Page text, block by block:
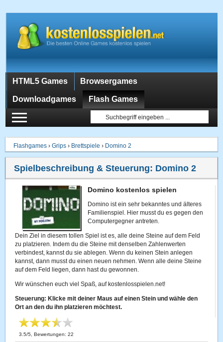
HTML5 Games Browsergames
Downloadgames Flash Games
Flashgames ›Grips › Brettspiele › Domino 2
Spielbeschreibung & Steuerung: Domino 2
Domino kostenlos spielen
Domino ist ein sehr bekanntes und älteres
Familienspiel. Hier musst du es gegen den
Computergegner antreten.
Dein Ziel in diesem tollen Spiel ist es, alle deine Steine auf dem Feld
zu platzieren. Indem du die Steine mit denselben Zahlenwerten
verbindest, kannst du sie ablegen. Wenn du keinen Stein anlegen
kannst, dann musst du einen neuen nehmen. Wenn alle deine Steine
auf dem Feld liegen, dann hast du gewonnen.
Wir wünschen euch viel Spaß, auf kostenlosspielen.net!
Steuerung: Klicke mit deiner Maus auf einen Stein und wähle den
Ort an den du ihn platzieren möchtest.
3.5/5 , Bewertungen:22